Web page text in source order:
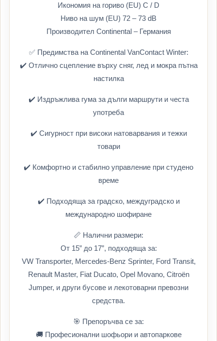
Икономия на гориво (EU) C / D
Ниво на шум (EU) 72 – 73 dB
Производител Continental – Германия
✅ Предимства на Continental VanContact Winter:
✔️ Отлично сцепление върху сняг, лед и мокра пътна
настилка
✔️ Издръжлива гума за дълги маршрути и честа
употреба
✔️ Сигурност при високи натоварвания и тежки
товари
✔️ Комфортно и стабилно управление при студено
време
✔️ Подходяща за градско, междуградско и
международно шофиране
📏 Налични размери:
От 15” до 17”, подходяща за:
VW Transporter, Mercedes-Benz Sprinter, Ford Transit,
Renault Master, Fiat Ducato, Opel Movano, Citroën
Jumper, и други бусове и лекотоварни превозни
средства.
🎯 Препоръчва се за:
🚚 Професионални шофьори и автопаркове